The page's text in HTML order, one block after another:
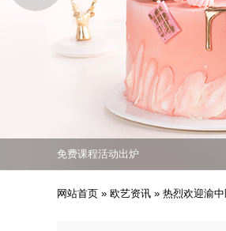
免费课程活动出炉
专业西点技能职业培训
培养众多西点技能人才
免费课程活动出炉
专业西点技能职业培训
网站首页 » 欧艺资讯 » 热烈欢迎渝